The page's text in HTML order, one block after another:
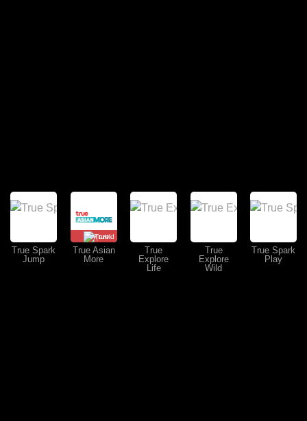
True Spark
Jump
คุยสด
True Asian
More
True
Explore
Life
True
Explore
Wild
True Spark
Play